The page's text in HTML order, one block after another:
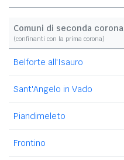
Comuni di seconda corona
(confinanti con la prima corona)
Belforte all'Isauro
Sant'Angelo in Vado
Piandimeleto
Frontino